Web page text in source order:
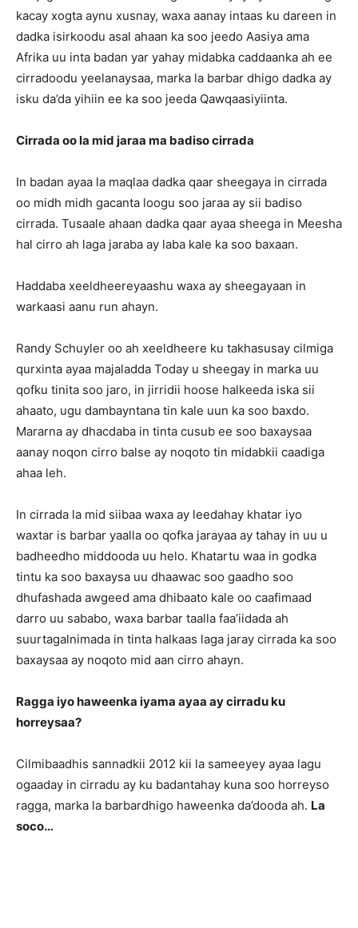
kacay xogta aynu xusnay, waxa aanay intaas ku dareen in
dadka isirkoodu asal ahaan ka soo jeedo Aasiya ama
Afrika uu inta badan yar yahay midabka caddaanka ah ee
cirradoodu yeelanaysaa, marka la barbar dhigo dadka ay
isku da’da yihiin ee ka soo jeeda Qawqaasiyiinta.
Cirrada oo la mid jaraa ma badiso cirrada
In badan ayaa la maqlaa dadka qaar sheegaya in cirrada
oo midh midh gacanta loogu soo jaraa ay sii badiso
cirrada. Tusaale ahaan dadka qaar ayaa sheega in Meesha
hal cirro ah laga jaraba ay laba kale ka soo baxaan.
Haddaba xeeldheereyaashu waxa ay sheegayaan in
warkaasi aanu run ahayn.
Randy Schuyler oo ah xeeldheere ku takhasusay cilmiga
qurxinta ayaa majaladda Today u sheegay in marka uu
qofku tinita soo jaro, in jirridii hoose halkeeda iska sii
ahaato, ugu dambayntana tin kale uun ka soo baxdo.
Mararna ay dhacdaba in tinta cusub ee soo baxaysaa
aanay noqon cirro balse ay noqoto tin midabkii caadiga
ahaa leh.
In cirrada la mid siibaa waxa ay leedahay khatar iyo
waxtar is barbar yaalla oo qofka jarayaa ay tahay in uu u
badheedho middooda uu helo. Khatartu waa in godka
tintu ka soo baxaysa uu dhaawac soo gaadho soo
dhufashada awgeed ama dhibaato kale oo caafimaad
darro uu sababo, waxa barbar taalla faa’iidada ah
suurtagalnimada in tinta halkaas laga jaray cirrada ka soo
baxaysaa ay noqoto mid aan cirro ahayn.
Ragga iyo haweenka iyama ayaa ay cirradu ku
horreysaa?
Cilmibaadhis sannadkii 2012 kii la sameeyey ayaa lagu
ogaaday in cirradu ay ku badantahay kuna soo horreyso
ragga, marka la barbardhigo haweenka da’dooda ah. La
soco…